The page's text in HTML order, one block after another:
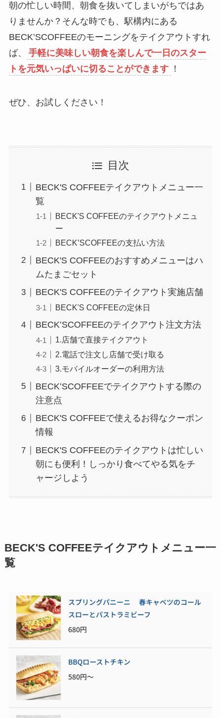
朝の忙しい時間、朝食を抜いてしまいがちではあ
りませんか？そんな時でも、駅構内にある
BECK’SCOFFEEのモーニングをテイクアウトすれ
ば、
手軽に美味しい朝食を楽しんで一日のスター
トを元気いっぱいに切ることができます ！
ぜひ、お試しください！
目次
BECK'S COFFEEテイクアウトメニュー一
覧
BECK'S COFFEEのテイクアウトメニュ
ー
BECK’SCOFFEEの支払い方法
BECK'S COFFEEのおすすめメニューはハ
ムたまごセット
BECK'S COFFEEのテイクアウト実施店舗
BECK'S COFFEEの定休日
BECK’SCOFFEEのテイクアウト注文方法
1.店舗で直接テイクアウト
2.電話で注文し店舗で受け取る
3.モバイルオーダーの利用方法
BECK’SCOFFEEでテイクアウトする際の
注意点
BECK'S COFFEEで使えるお得なクーポン
情報
BECK'S COFFEEのテイクアウトは忙しい
朝にも便利！しっかり食べてやる気をチ
ャージしよう
BECK'S COFFEEテイクアウトメニュー一
覧